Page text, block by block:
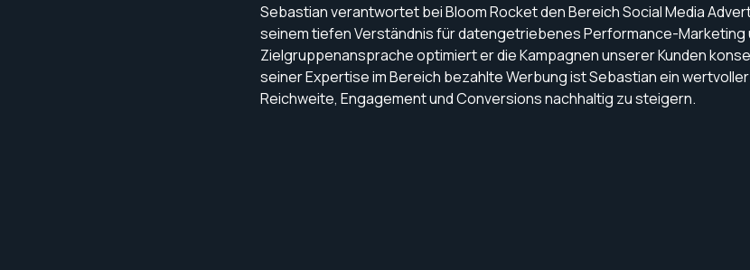
Sebastian verantwortet bei Bloom Rocket den Bereich Social Media
seinem tiefen Verständnis für datengetriebenes Performance-Marketing
Zielgruppenansprache optimiert er die Kampagnen unserer Kunden
seiner Expertise im Bereich bezahlte Werbung ist Sebastian ein
Reichweite, Engagement und Conversions nachhaltig zu steigern.